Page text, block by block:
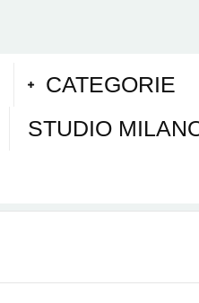
CATEGORIE
STUDIO